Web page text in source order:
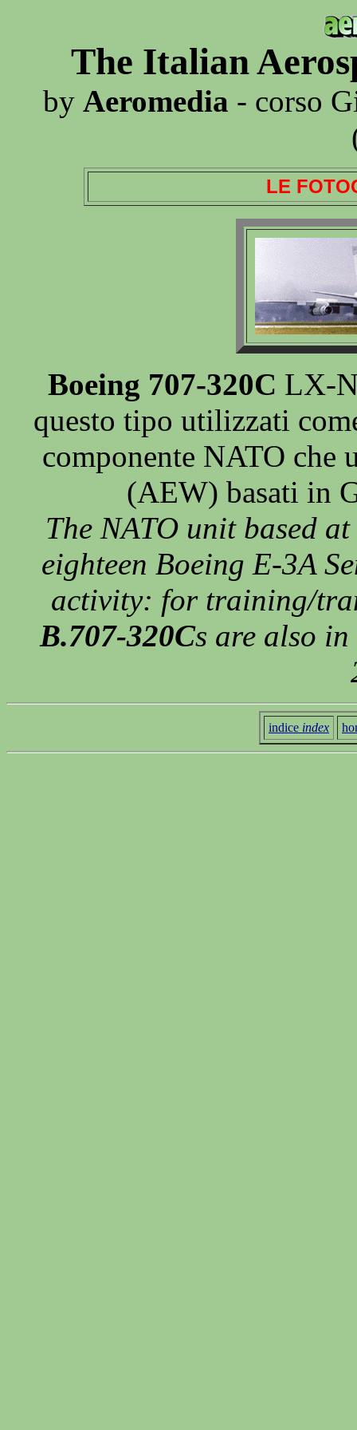
The Italian
by Aeromedia - corso
LE
Boeing 707-320C LX-
questo tipo utilizzati
componente NATO che
(AEW) basati in
The NATO unit based
eighteen Boeing E-3A
activity: for training/
B.707-320Cs are also
indice index